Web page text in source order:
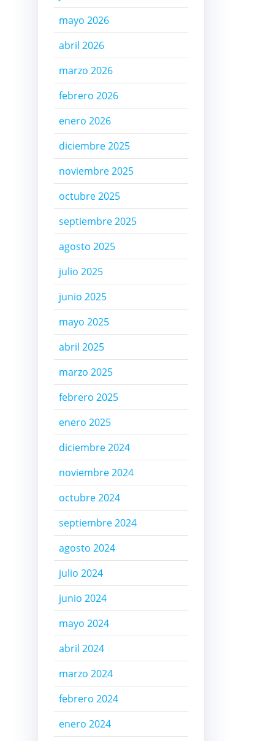
mayo 2026
abril 2026
marzo 2026
febrero 2026
enero 2026
diciembre 2025
noviembre 2025
octubre 2025
septiembre 2025
agosto 2025
julio 2025
junio 2025
mayo 2025
abril 2025
marzo 2025
febrero 2025
enero 2025
diciembre 2024
noviembre 2024
octubre 2024
septiembre 2024
agosto 2024
julio 2024
junio 2024
mayo 2024
abril 2024
marzo 2024
febrero 2024
enero 2024